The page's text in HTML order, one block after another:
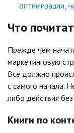
оптимизации,
Что
Прежде чем
маркетинговую
Все должно
с самого начала.
либо действия
Книги по